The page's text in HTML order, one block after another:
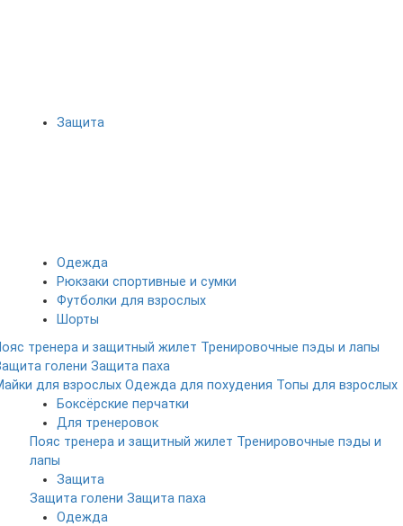
Защита
Одежда
Рюкзаки спортивные и сумки
Футболки для взрослых
Шорты
тренера и защитный жилет Тренировочные пэды и лапы
голени Защита паха
для взрослых Одежда для похудения Топы для взрослых
Боксёрские перчатки
Для тренеровок
Пояс тренера и защитный жилет Тренировочные пэды и
лапы
Защита
Защита голени Защита паха
Одежда